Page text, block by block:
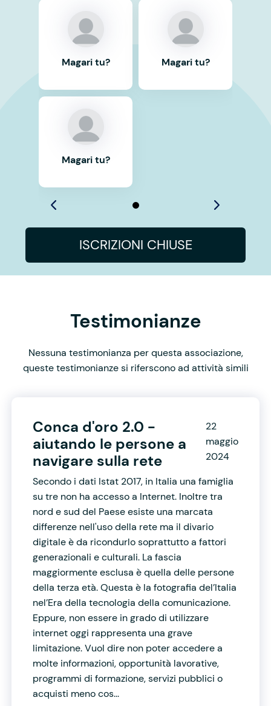
Magari tu?
Magari tu?
Magari tu?
ISCRIZIONI CHIUSE
Testimonianze
Nessuna testimonianza per questa associazione,
queste testimonianze si riferscono ad attività simili
Conca d'oro 2.0 -
aiutando le persone a
navigare sulla rete
22
maggio
2024
Secondo i dati Istat 2017, in Italia una famiglia
su tre non ha accesso a Internet. Inoltre tra
nord e sud del Paese esiste una marcata
differenze nell'uso della rete ma il divario
digitale è da ricondurlo soprattutto a fattori
generazionali e culturali. La fascia
maggiormente esclusa è quella delle persone
della terza età. Questa è la fotografia del’Italia
nel’Era della tecnologia della comunicazione.
Eppure, non essere in grado di utilizzare
internet oggi rappresenta una grave
limitazione. Vuol dire non poter accedere a
molte informazioni, opportunità lavorative,
programmi di formazione, servizi pubblici o
acquisti meno cos...